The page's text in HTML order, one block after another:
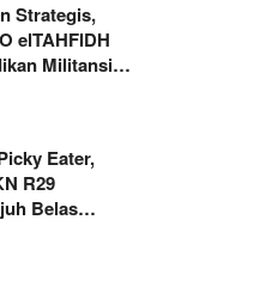
Strategis,
elTAHFIDH
Militansi
Santri
Eater,
R29
Belas
PKK Desa